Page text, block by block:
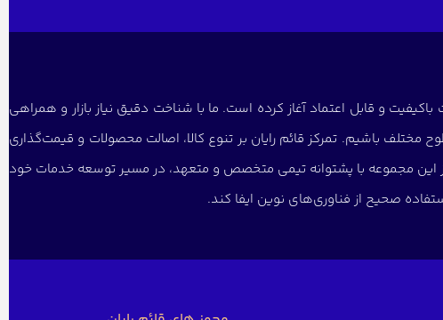
و قابل اعتماد آغاز کرده است. ما با شناخت دقیق نیاز بازار و همراهی
مختلف باشیم. تمرکز قائم رایان بر تنوع کالا، اصالت محصولات و قیمت‌گذاری
این مجموعه با پشتوانه تیمی متخصص و متعهد، در مسیر توسعه خدمات خود
صحیح از فناوری‌های نوین ایفا کند.